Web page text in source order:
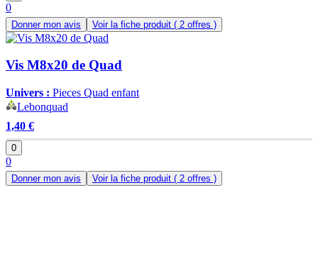
0
Donner mon avis Voir la fiche produit ( 2 offres )
Vis M8x20 de Quad
Univers : Pieces Quad enfant
Lebonquad
1,40 €
0
0
Donner mon avis Voir la fiche produit ( 2 offres )